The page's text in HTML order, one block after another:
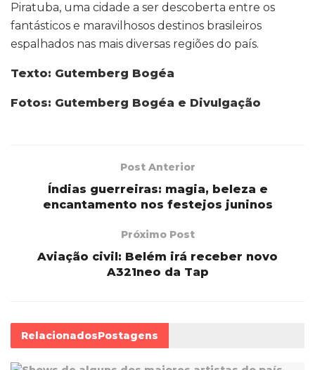
Piratuba, uma cidade a ser descoberta entre os
fantásticos e maravilhosos destinos brasileiros
espalhados nas mais diversas regiões do país.
Texto: Gutemberg Bogéa
Fotos: Gutemberg Bogéa e Divulgação
Post Anterior
Índias guerreiras: magia, beleza e
encantamento nos festejos juninos
Próximo Post
Aviação civil: Belém irá receber novo
A321neo da Tap
RelacionadosPostagens